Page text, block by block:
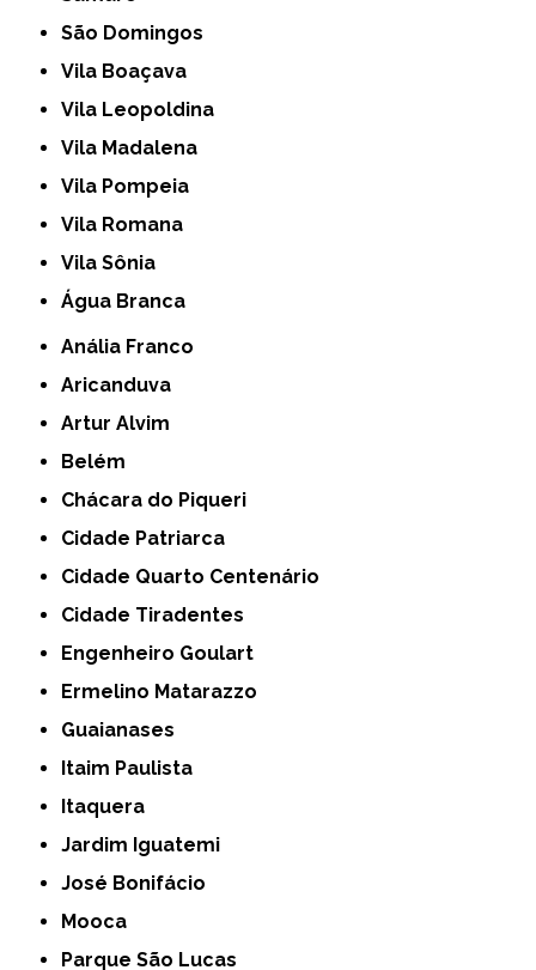
São Domingos
Vila Boaçava
Vila Leopoldina
Vila Madalena
Vila Pompeia
Vila Romana
Vila Sônia
Água Branca
Anália Franco
Aricanduva
Artur Alvim
Belém
Chácara do Piqueri
Cidade Patriarca
Cidade Quarto Centenário
Cidade Tiradentes
Engenheiro Goulart
Ermelino Matarazzo
Guaianases
Itaim Paulista
Itaquera
Jardim Iguatemi
José Bonifácio
Mooca
Parque São Lucas